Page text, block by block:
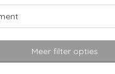
Meer filter opties